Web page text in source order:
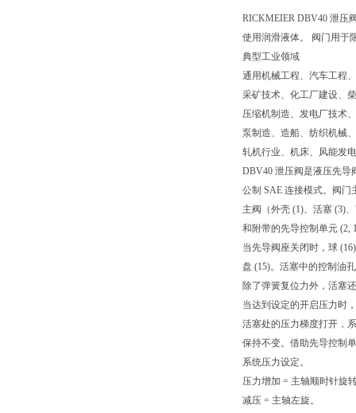
RICKMEIER DBV40 泄压
使用润滑液体。 阀门用于
典型工业领域
通用机械工程、汽车工程
采矿技术、化工厂建设、
压缩机制造、发电厂技术
泵制造、造船、纺织机械
轧机行业、机床、风能发
DBV40 泄压阀是液压先导
公制 SAE 连接模式。阀门
主阀（外壳 (1)、活塞 (3)
和附带的先导控制单元 (2,
当先导阀座关闭时，球
盘 (15)。活塞中的控制油
除了弹簧复位力外，活塞
当达到设定的开启压力时
活塞处的压力梯度打开，
保持不变。借助先导控制
系统压力设定。
压力增加 = 主轴顺时针旋
减压 = 主轴左旋。